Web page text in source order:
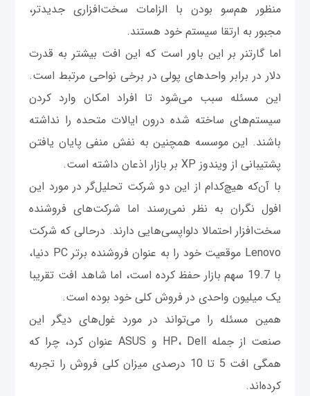
منظور هم‌سو بودن با الزامات سخت‌افزاری جدیدتر،
مجبور به ارتقا سیستم خود هستند.
اما گارتنر بر این باور است که این افت بیشتر به قدرت
دلار در برابر واحدهای پولی در برخی نواحی مرتبط است.
این مسئله سبب می‌شود تا افراد امکان وارد کردن
سیستم‌های ساخته شده درون ایالات متحده را نداشته
باشند. این موسسه همچنین به نفش منفی پایان یافتن
پشتیبانی از ویندوز XP بر بازار اذعان داشته است.
با آن‌که هیچ‌کدام از این دو شرکت تحلیل‌گر در مورد این
افول نگران به نظر نمی‌رسند اما شرکت‌های فروشنده
سخت‌افزار احتمالا دلواپسی‌هایی دارند. درحالی که شرکت
Lenovo موقعیت خود را به عنوان فروشنده برتر PC دنیا،
با 19.7 سهم بازار حفظ کرده است، اما شاهد افت تقریبا
یک میلیون واحدی در فروش کلی خود بوده است.
همین مسئله را می‌تواند در مورد غول‌های دیگر این
صنعت از جمله HP، Dell و ASUS عنوان کرد، چرا که
همگی افت 5 تا 10 درصدی میزان کلی فروش را تجربه
کرده‌اند.